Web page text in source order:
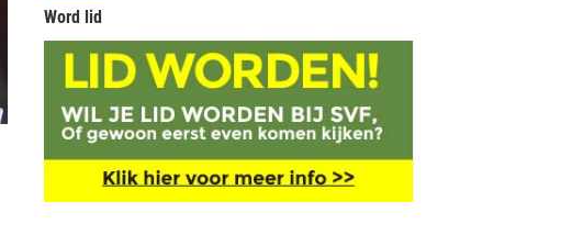
Word lid